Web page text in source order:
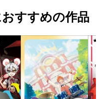
すすめの作品